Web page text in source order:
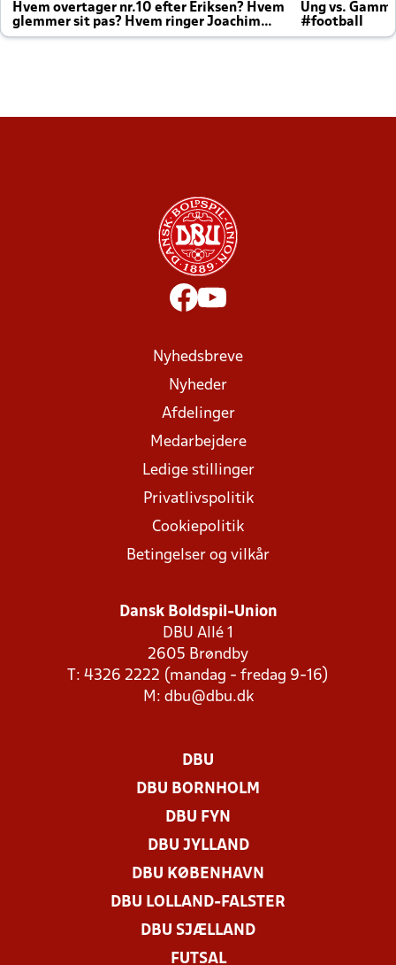
Hvem overtager nr.10 efter Eriksen? Hvem
glemmer sit pas? Hvem ringer Joachim
altid til efter kampe?
Ung vs.
#football
Nyhedsbreve
Nyheder
Afdelinger
Medarbejdere
Ledige stillinger
Privatlivspolitik
Cookiepolitik
Betingelser og vilkår
Dansk Boldspil-Union
DBU Allé 1
2605 Brøndby
T: 4326 2222 (mandag - fredag 9-16)
M: dbu@dbu.dk
DBU
DBU BORNHOLM
DBU FYN
DBU JYLLAND
DBU KØBENHAVN
DBU LOLLAND-FALSTER
DBU SJÆLLAND
FUTSAL